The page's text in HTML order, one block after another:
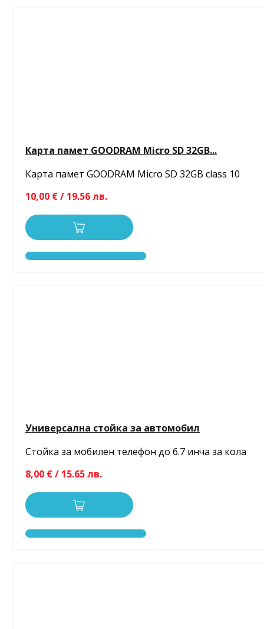
Карта памет GOODRAM Micro SD 32GB...
Карта памет GOODRAM Micro SD 32GB class 10
10,00 € / 19.56 лв.
Универсална стойка за автомобил
Стойка за мобилен телефон до 6.7 инча за кола
8,00 € / 15.65 лв.